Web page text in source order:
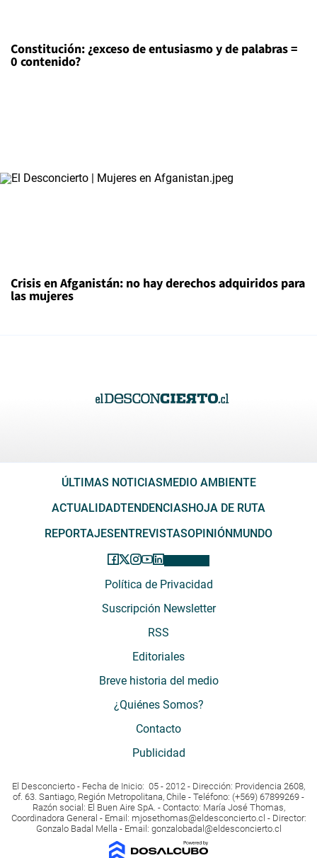
Constitución: ¿exceso de entusiasmo y de palabras =
0 contenido?
Crisis en Afganistán: no hay derechos adquiridos para
las mujeres
ÚLTIMAS NOTICIAS MEDIO AMBIENTE
ACTUALIDADTENDENCIAS HOJA DE RUTA
REPORTAJES ENTREVISTASOPINIÓN MUNDO
Política de Privacidad
Suscripción Newsletter
RSS
Editoriales
Breve historia del medio
¿Quiénes Somos?
Contacto
Publicidad
El Desconcierto - Fecha de Inicio: 05 - 2012 - Dirección: Providencia 2608,
of. 63. Santiago, Región Metropolitana, Chile - Teléfono: (+569) 67899269 -
Razón social: El Buen Aire SpA. - Contacto: María José Thomas,
Coordinadora General - Email: mjosethomas@eldesconcierto.cl - Director:
Gonzalo Badal Mella - Email: gonzalobadal@eldesconcierto.cl